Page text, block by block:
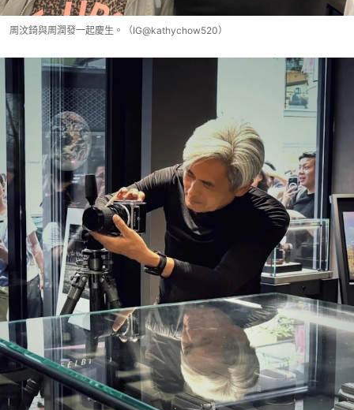
周汶錡與周潤發一起慶生。（IG@kathychow520）